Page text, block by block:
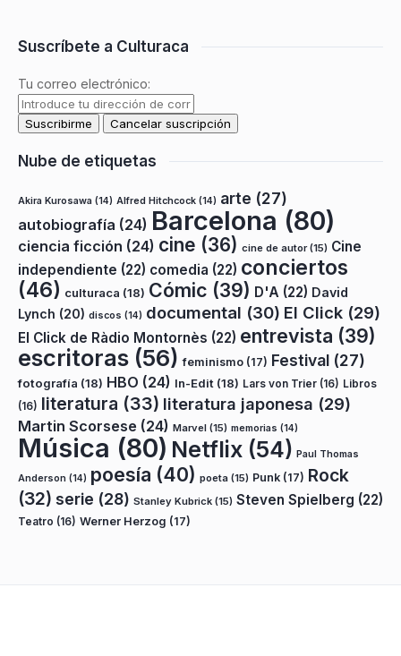
Suscríbete a Culturaca
Tu correo electrónico:
Nube de etiquetas
Akira Kurosawa (14) Alfred Hitchcock (14) arte (27)
autobiografía (24) Barcelona (80)
ciencia ficción (24) cine (36) cine de autor(15) Cine
independiente (22) comedia (22) conciertos
(46) culturaca (18) Cómic (39) D'A (22) David
Lynch (20) discos (14) documental (30) El Click (29)
El Click de Ràdio Montornès (22) entrevista (39)
escritoras (56) feminismo (17) Festival (27)
fotografía (18) HBO (24) In-Edit (18) Lars von Trier (16) Libros
(16) literatura (33) literatura japonesa (29)
Martin Scorsese (24) Marvel (15) memorias (14)
Música (80) Netflix (54) Paul Thomas
Anderson (14) poesía (40) poeta (15) Punk (17) Rock
(32) serie (28) Stanley Kubrick (15) Steven Spielberg (22)
Teatro (16) Werner Herzog (17)